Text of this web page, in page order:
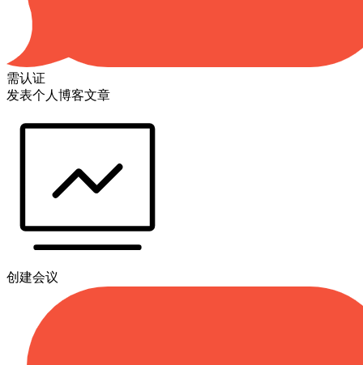
需认证
发表个人博客文章
创建会议